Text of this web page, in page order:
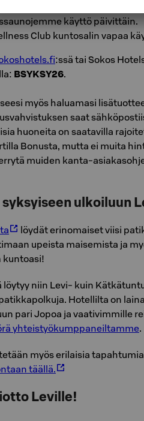
Break-aamiainen.
käyttö päivittäin.
Club kuntosalin vapaa
:ssä tai Sokos
BSYKSY26.
myös haluamasi
saat
huoneita on saatavilla
Bonusta, mutta ei muita
muiden kanta-
ulkoiluun
löydät erinomaiset viisi
upeista maisemista ja
kuntoasi!
löytyy niin Levi- kuin
Hotellilta on
pari Jopoa ja vaativimmille
yhteistyökumppaneiltamme.
myös erilaisia
täällä.
Leville!